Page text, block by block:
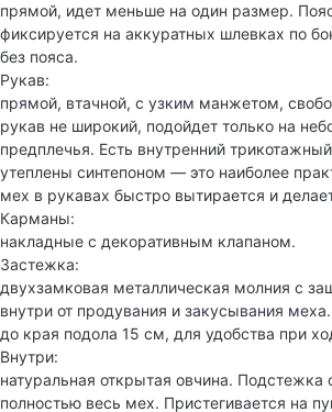
прямой, идет меньше на один размер.
фиксируется на аккуратных шлевках по
без пояса.
Рукав:
прямой, втачной, с узким манжетом,
рукав не широкий, подойдет только на
предплечья. Есть внутренний
утеплены синтепоном — это наиболее
мех в рукавах быстро вытирается и
Карманы:
накладные с декоративным клапаном.
Застежка:
двухзамковая металлическая молния с
внутри от продувания и закусывания
до края подола 15 см, для удобства при
Внутри:
натуральная открытая овчина. Подстежка
полностью весь мех. Пристегивается на